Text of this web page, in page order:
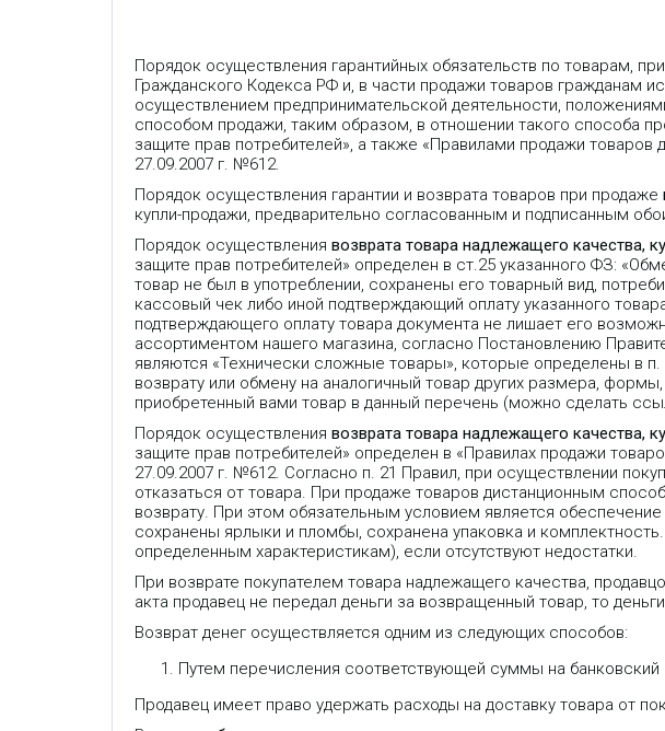
Порядок осуществления гарантийных обязательств по товарам,
Гражданского Кодекса РФ и, в части продажи товаров гражданам
осуществлением предпринимательской деятельности,
способом продажи, таким образом, в отношении такого способа
защите прав потребителей», а также «Правилами продажи
27.09.2007 г. №612.
Порядок осуществления гарантии и возврата товаров при продаже
купли-продажи, предварительно согласованным и подписанным
Порядок осуществления возврата товара надлежащего качества,
защите прав потребителей» определен в ст.25 указанного ФЗ:
товар не был в употреблении, сохранены его товарный вид,
кассовый чек либо иной подтверждающий оплату указанного
подтверждающего оплату товара документа не лишает его
ассортиментом нашего магазина, согласно Постановлению
являются «Технически сложные товары», которые определены в
возврату или обмену на аналогичный товар других размера,
приобретенный вами товар в данный перечень (можно сделать
Порядок осуществления возврата товара надлежащего качества,
защите прав потребителей» определен в «Правилах продажи
27.09.2007 г. №612. Согласно п. 21 Правил, при осуществлении
отказаться от товара. При продаже товаров дистанционным
возврату. При этом обязательным условием является
сохранены ярлыки и пломбы, сохранена упаковка и
определенным характеристикам), если отсутствуют недостатки.
При возврате покупателем товара надлежащего качества,
акта продавец не передал деньги за возвращенный товар, то
Возврат денег осуществляется одним из следующих способов:
Путем перечисления соответствующей суммы на банковский
Продавец имеет право удержать расходы на доставку товара от
IP телефон Fanvil V61G, 4 SIP
линии, HD звук, 2 порта 1 Гбит/
SIP телефон Fanvil V62G, 12
линий, цветной экран с